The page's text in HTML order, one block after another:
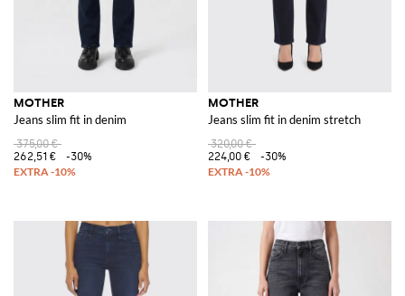
MOTHER
Jeans slim fit in denim
375,00 €
262,51 €
-30%
MOTHER
Jeans slim fit in denim stretch
320,00 €
224,00 €
-30%